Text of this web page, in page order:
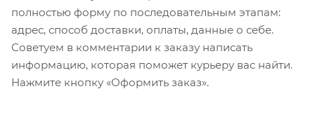
полностью форму по последовательным этапам:
адрес, способ доставки, оплаты, данные о себе.
Советуем в комментарии к заказу написать
информацию, которая поможет курьеру вас найти.
Нажмите кнопку «Оформить заказ».